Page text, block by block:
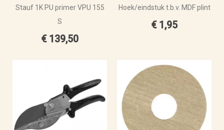
Stauf 1K PU primer VPU 155
S
€ 139,50
Hoek/eindstuk t.b.v. MDF plint
€ 1,95